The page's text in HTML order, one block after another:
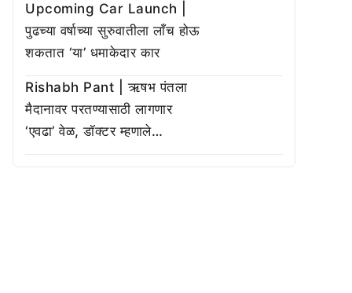
Upcoming Car Launch |
पुढच्या वर्षाच्या सुरुवातीला लाँच होऊ
शकतात ‘या’ धमाकेदार कार
Rishabh Pant | ऋषभ पंतला
मैदानावर परतण्यासाठी लागणार
‘एवढा’ वेळ, डॉक्टर म्हणाले…